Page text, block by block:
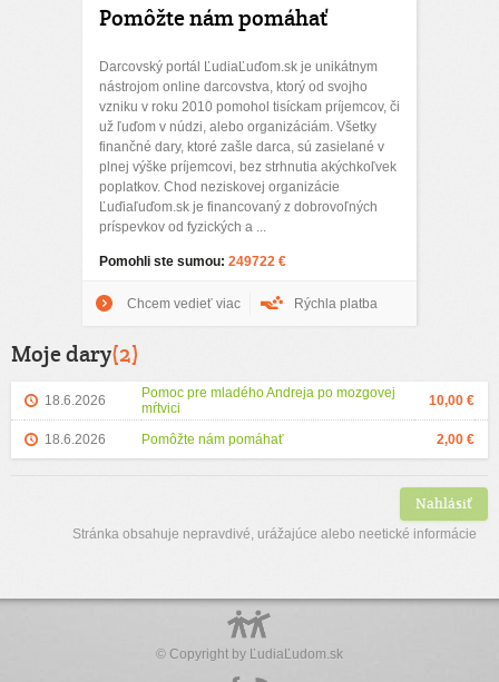
Pomôžte nám pomáhať
Darcovský portál ĽudiaĽuďom.sk je unikátnym
nástrojom online darcovstva, ktorý od svojho
vzniku v roku 2010 pomohol tisíckam príjemcov, či
už ľuďom v núdzi, alebo organizáciám. Všetky
finančné dary, ktoré zašle darca, sú zasielané v
plnej výške príjemcovi, bez strhnutia akýchkoľvek
poplatkov. Chod neziskovej organizácie
Ľuďiaľuďom.sk je financovaný z dobrovoľných
príspevkov od fyzických a ...
Pomohli ste sumou: 249722 €
Chcem vedieť viac Rýchla platba
Moje dary(2)
18.6.2026
Pomoc pre mladého Andreja po mozgovej
mŕtvici
10,00 €
18.6.2026 Pomôžte nám pomáhať 2,00 €
Nahlásiť
Stránka obsahuje nepravdivé, urážajúce alebo neetické informácie
© Copyright by ĽudiaĽudom.sk